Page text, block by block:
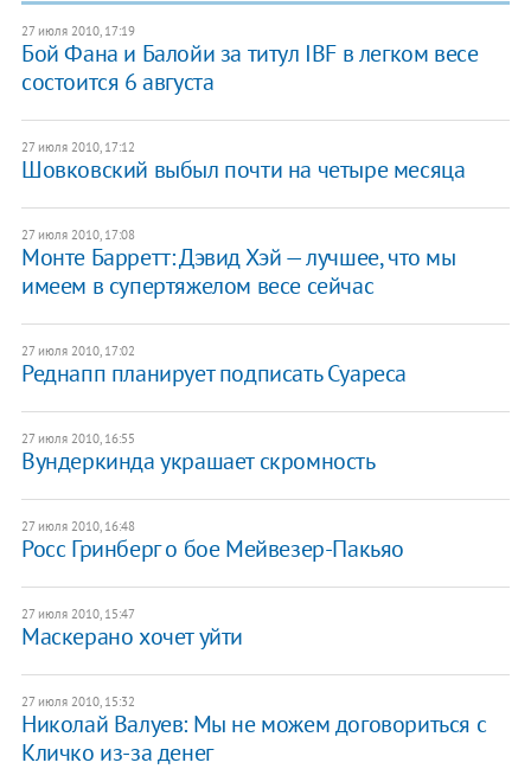
27 июля 2010, 17:19
Бой Фана и Балойи за титул IBF в легком весе
состоится 6 августа
27 июля 2010, 17:12
Шовковский выбыл почти на четыре месяца
27 июля 2010, 17:08
Монте Барретт: Дэвид Хэй — лучшее, что мы
имеем в супертяжелом весе сейчас
27 июля 2010, 17:02
Реднапп планирует подписать Суареса
27 июля 2010, 16:55
Вундеркинда украшает скромность
27 июля 2010, 16:48
Росс Гринберг о бое Мейвезер-Пакьяо
27 июля 2010, 15:47
Маскерано хочет уйти
27 июля 2010, 15:32
Николай Валуев: Мы не можем договориться с
Кличко из-за денег